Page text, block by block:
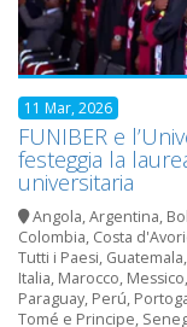
11 Mar, 2026
FUNIBER e
festeggia la
universitaria
Angola,Argentina,
Colombia, Costa
Tutti i Paesi, Guatemala,
Italia, Marocco, Messico,
Paraguay, Perú,
Tomé e Principe,